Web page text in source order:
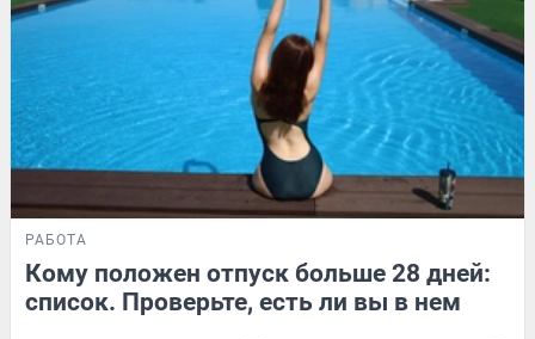
РАБОТА
Кому положен отпуск больше 28 дней:
список. Проверьте, есть ли вы в нем